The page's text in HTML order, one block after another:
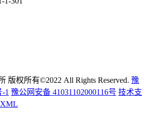
版权所有©2022 All Rights Reserved. 豫
1 豫公网安备 41031102000116号 技术支